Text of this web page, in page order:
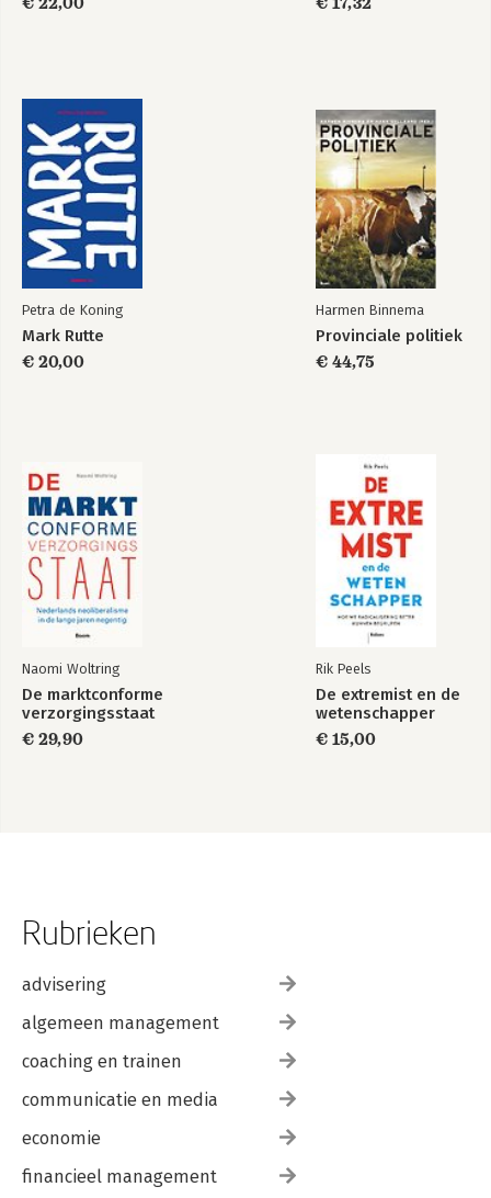
Petra de Koning
Mark Rutte
€ 20,00
Harmen Binnema
Provinciale politiek
€ 44,75
Naomi Woltring
De marktconforme
verzorgingsstaat
€ 29,90
Rik Peels
De extremist en de
wetenschapper
€ 15,00
Rubrieken
advisering
algemeen management
coaching en trainen
communicatie en media
economie
financieel management